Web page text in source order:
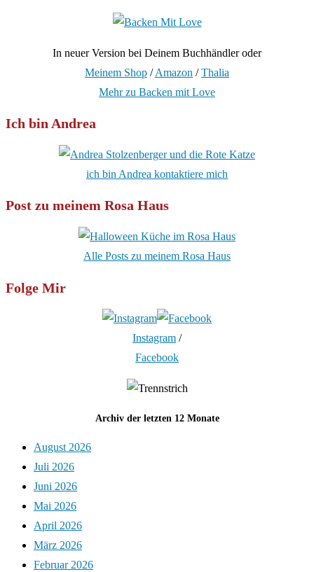
In neuer Version bei Deinem Buchhändler oder
Meinem Shop /Amazon /Thalia
Mehr zu Backen mit Love
Ich bin Andrea
ich bin Andrea kontaktiere mich
Post zu meinem Rosa Haus
Alle Posts zu meinem Rosa Haus
Folge Mir
Instagram /
Facebook
Archiv der letzten 12 Monate
August 2026
Juli 2026
Juni 2026
Mai 2026
April 2026
März 2026
Februar 2026